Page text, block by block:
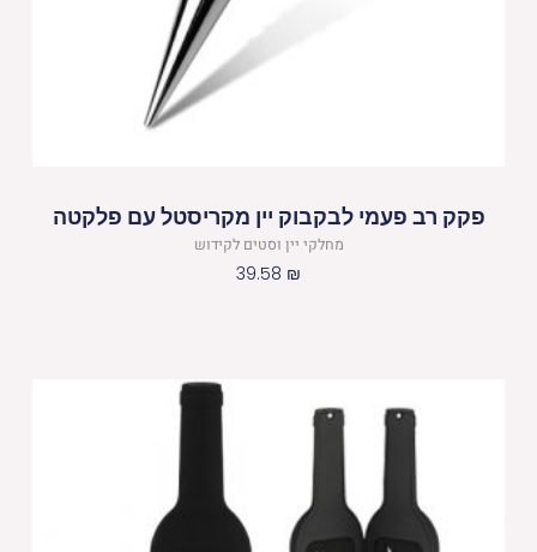
פקק רב פעמי לבקבוק יין מקריסטל עם פלקטה
מחלקי יין וסטים לקידוש
39.58 ₪